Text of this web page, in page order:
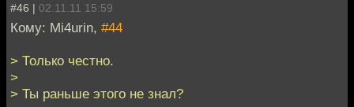
#46 | 02.11.11 15:59
Кому: Mi4urin, #44
> Только честно.
>
> Ты раньше этого не знал?